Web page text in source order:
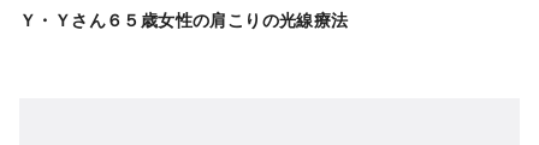
Ｙ・Ｙさん６５歳女性の肩こりの光線療法